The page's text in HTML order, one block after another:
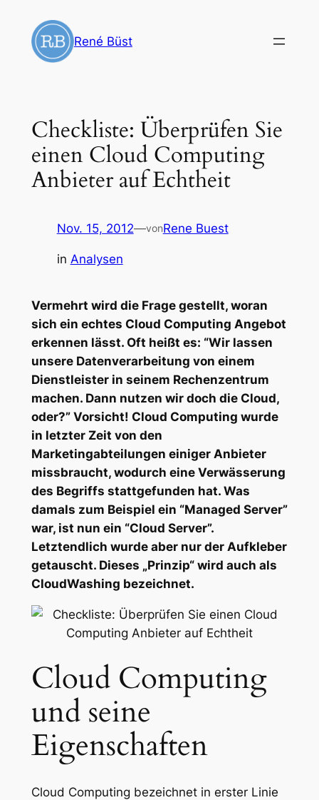
Inhalt
springen
René Büst
Checkliste: Überprüfen Sie
einen Cloud Computing
Anbieter auf Echtheit
Nov. 15, 2012—vonRene Buest
in Analysen
Vermehrt wird die Frage gestellt, woran
sich ein echtes Cloud Computing Angebot
erkennen lässt. Oft heißt es: “Wir lassen
unsere Datenverarbeitung von einem
Dienstleister in seinem Rechenzentrum
machen. Dann nutzen wir doch die Cloud,
oder?” Vorsicht! Cloud Computing wurde
in letzter Zeit von den
Marketingabteilungen einiger Anbieter
missbraucht, wodurch eine Verwässerung
des Begriffs stattgefunden hat. Was
damals zum Beispiel ein “Managed Server”
war, ist nun ein “Cloud Server”.
Letztendlich wurde aber nur der Aufkleber
getauscht. Dieses „Prinzip“ wird auch als
CloudWashing bezeichnet.
Cloud Computing
und seine
Eigenschaften
Cloud Computing bezeichnet in erster Linie